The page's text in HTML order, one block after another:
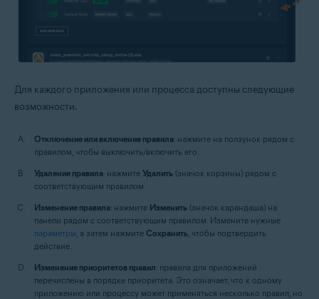
Для каждого приложения или процесса доступны следующие
возможности.
Отключение или включение правила: нажмите на ползунок рядом с
правилом, чтобы выключить/включить его.
Удаление правила: нажмите Удалить (значок корзины) рядом с
соответствующим правилом.
Изменение правила: нажмите Изменить (значок карандаша) на
панели рядом с соответствующим правилом. Измените нужные
параметры , а затем нажмите Сохранить , чтобы подтвердить
действие.
Изменение приоритетов правил: правила для приложений
перечислены в порядке приоритета. Это означает, что к одному
приложению или процессу может применяться несколько правил, но